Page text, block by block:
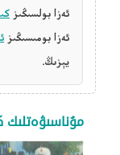
ئەزا بولسىڭىز
ئەزا بومىسىڭىز
يېزىڭ.
مۇناسىۋەتلىك